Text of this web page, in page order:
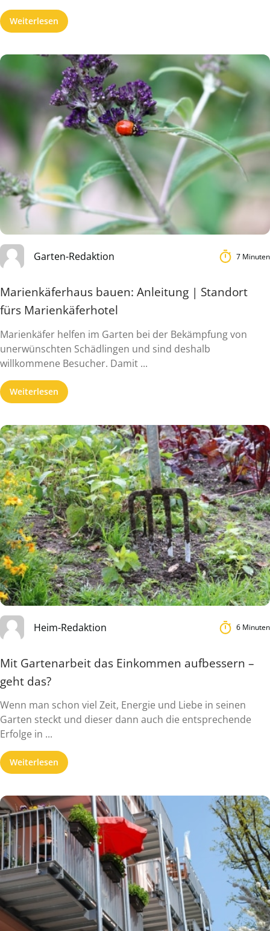
Weiterlesen
Garten-Redaktion 7 Minuten
Marienkäferhaus bauen: Anleitung | Standort
fürs Marienkäferhotel
Marienkäfer helfen im Garten bei der Bekämpfung von
unerwünschten Schädlingen und sind deshalb
willkommene Besucher. Damit ...
Weiterlesen
Heim-Redaktion 6 Minuten
Mit Gartenarbeit das Einkommen aufbessern –
geht das?
Wenn man schon viel Zeit, Energie und Liebe in seinen
Garten steckt und dieser dann auch die entsprechende
Erfolge in ...
Weiterlesen